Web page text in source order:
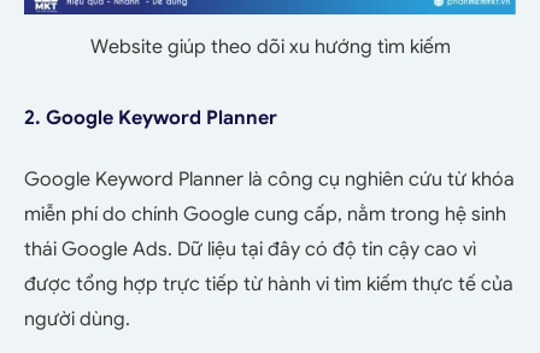
Website giúp theo dõi xu hướng tìm kiếm
2. Google Keyword Planner
Google Keyword Planner là công cụ nghiên cứu từ khóa
miễn phí do chính Google cung cấp, nằm trong hệ sinh
thái Google Ads. Dữ liệu tại đây có độ tin cậy cao vì
được tổng hợp trực tiếp từ hành vi tìm kiếm thực tế của
người dùng.